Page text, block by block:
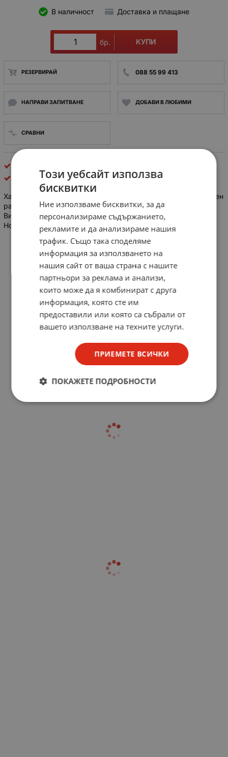
В наличност Доставка и плащане
бр. КУПИ
РЕЗЕРВИРАЙ 088 55 99 413
НАПРАВИ ЗАПИТВАНЕ ДОБАВИ В ЛЮБИМИ
СРАВНИ
GENERAL ELECTRIC
Характеристики на спомагателния контактен блок Номинален
работен ток 3,5 A Страничен монтаж Контакти – 1 NO и 1 NC
Винтови клеми Стандарти IEC947-2, IEC947-4-1, VDE 0660
Номинален работен ток Ie при AC-15, 230 V
Този уебсайт използва
бисквитки
Ние използваме бисквитки, за да
персонализираме съдържанието,
рекламите и да анализираме нашия
трафик. Също така споделяме
информация за използването на
нашия сайт от ваша страна с нашите
партньори за реклама и анализи,
които може да я комбинират с друга
информация, която сте им
предоставили или която са събрали от
вашето използване на техните услуги.
ПРИЕМЕТЕ ВСИЧКИ
ПОКАЖЕТЕ ПОДРОБНОСТИ